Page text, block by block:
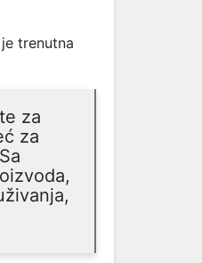
trenutna
za
za